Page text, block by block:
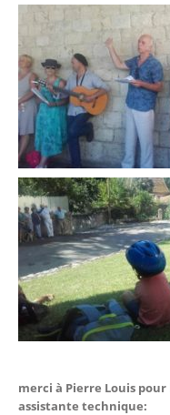
merci à Pierre Louis
assistante technique: